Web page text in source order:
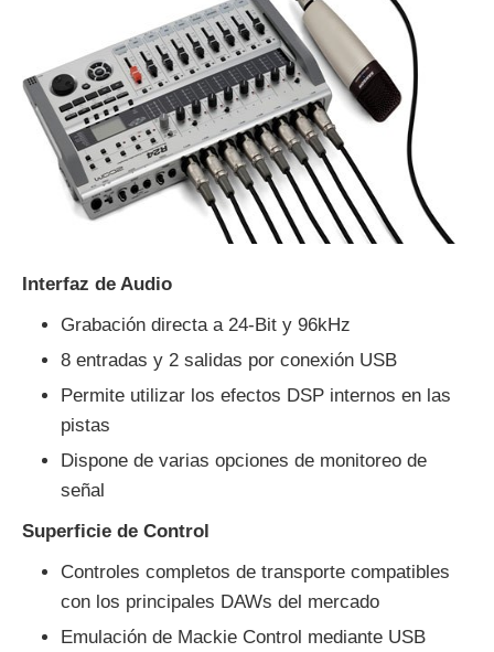
Interfaz de Audio
Grabación directa a 24-Bit y 96kHz
8 entradas y 2 salidas por conexión USB
Permite utilizar los efectos DSP internos en las
pistas
Dispone de varias opciones de monitoreo de
señal
Superficie de Control
Controles completos de transporte compatibles
con los principales DAWs del mercado
Emulación de Mackie Control mediante USB